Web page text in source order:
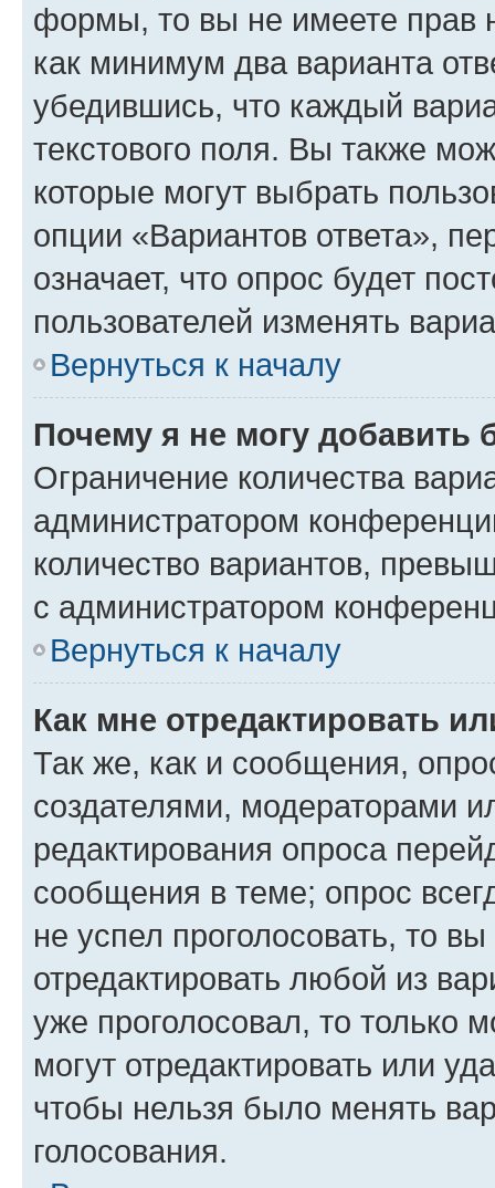
формы, то вы не имеете прав
как минимум два варианта
убедившись, что каждый
текстового поля. Вы также
которые могут выбрать
опции «Вариантов ответа»,
означает, что опрос будет
пользователей изменять
Вернуться к началу
Почему я не могу добавить
Ограничение количества
администратором
количество вариантов,
с администратором
Вернуться к началу
Как мне отредактировать
Так же, как и сообщения,
создателями, модераторами
редактирования опроса
сообщения в теме; опрос
не успел проголосовать, то
отредактировать любой из
уже проголосовал, то только
могут отредактировать или
чтобы нельзя было менять
голосования.